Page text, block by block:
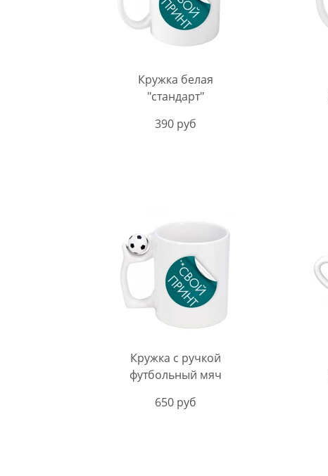
Кружка белая
"стандарт"
390 руб
Кружка с ручкой
футбольный мяч
650 руб